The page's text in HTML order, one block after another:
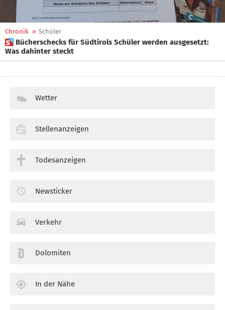
Chronik » Schüler
 Bücherschecks für Südtirols Schüler werden ausgesetzt:
Was dahinter steckt
Wetter
Stellenanzeigen
Todesanzeigen
Newsticker
Verkehr
Dolomiten
In der Nähe